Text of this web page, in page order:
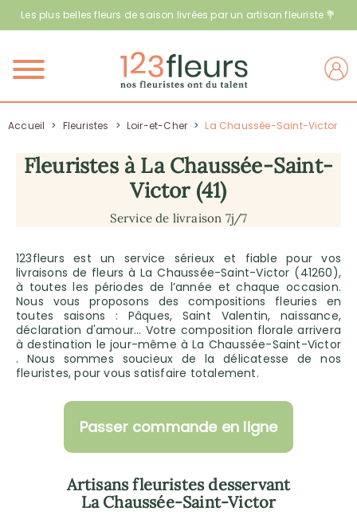
Les plus belles fleurs de saison livrées par un artisan fleuriste 💐
Menu
Accueil > Fleuristes > Loir-et-Cher > La Chaussée-Saint-Victor
Fleuristes à La Chaussée-Saint-
Victor (41)
Service de livraison 7j/7
123fleurs est un service sérieux et fiable pour vos
livraisons de fleurs à La Chaussée-Saint-Victor (41260),
à toutes les périodes de l’année et chaque occasion.
Nous vous proposons des compositions fleuries en
toutes saisons : Pâques, Saint Valentin, naissance,
déclaration d'amour… Votre composition florale arrivera
à destination le jour-même à La Chaussée-Saint-Victor
. Nous sommes soucieux de la délicatesse de nos
fleuristes, pour vous satisfaire totalement.
Passer commande en ligne
Artisans fleuristes desservant
La Chaussée-Saint-Victor